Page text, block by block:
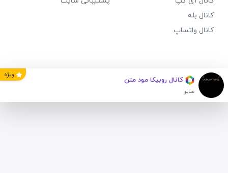
بله
واتساپ
ویژه
کانال روبیکا مود‌ متن